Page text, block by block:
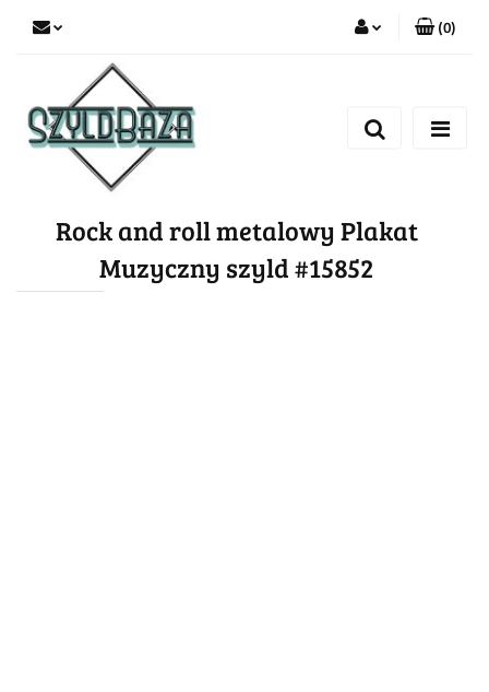
Zarejestruj się
(0)
Rock and roll metalowy Plakat
Muzyczny szyld #15852